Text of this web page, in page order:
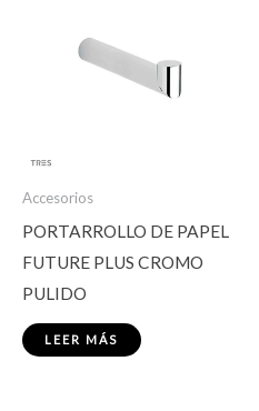
Accesorios
PORTARROLLO DE PAPEL
FUTURE PLUS CROMO
PULIDO
LEER MÁS